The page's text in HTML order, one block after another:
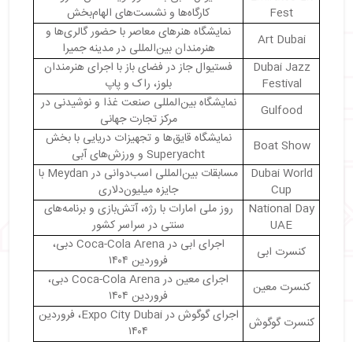
Fest
کارگاه‌ها و نشست‌های الهام‌بخش
Art Dubai
نمایشگاه هنرهای معاصر با حضور گالری‌ها و
هنرمندان بین‌المللی در مدینه جمیرا
Dubai Jazz
Festival
فستیوال جاز در فضای باز با اجرای هنرمندان
بلوز، راک و پاپ
Gulfood
نمایشگاه بین‌المللی صنعت غذا و نوشیدنی در
مرکز تجارت جهانی
Boat Show
نمایشگاه قایق‌ها و تجهیزات دریایی با بخش
Superyacht و ورزش‌های آبی
Dubai World
Cup
مسابقات بین‌المللی اسب‌دوانی در Meydan با
جایزه میلیون‌دلاری
National Day
UAE
روز ملی امارات با رژه، آتش‌بازی و برنامه‌های
سنتی در سراسر کشور
کنسرت ابی
اجرای ابی در Coca-Cola Arena دبی،
فروردین ۱۴۰۴
کنسرت معین
اجرای معین در Coca-Cola Arena دبی،
فروردین ۱۴۰۴
کنسرت گوگوش
اجرای گوگوش در Expo City Dubai، فروردین
۱۴۰۴